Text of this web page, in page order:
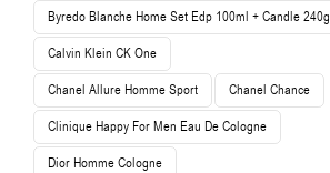
Byredo Blanche Home Set Edp 100ml + Candle 240g
Calvin Klein CK One
Chanel Allure Homme Sport Chanel Chance
Clinique Happy For Men Eau De Cologne
Dior Homme Cologne